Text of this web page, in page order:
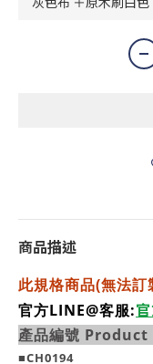
商品描述
此規格商品(無法
官方LINE@客服:
產品編號
■CH0194